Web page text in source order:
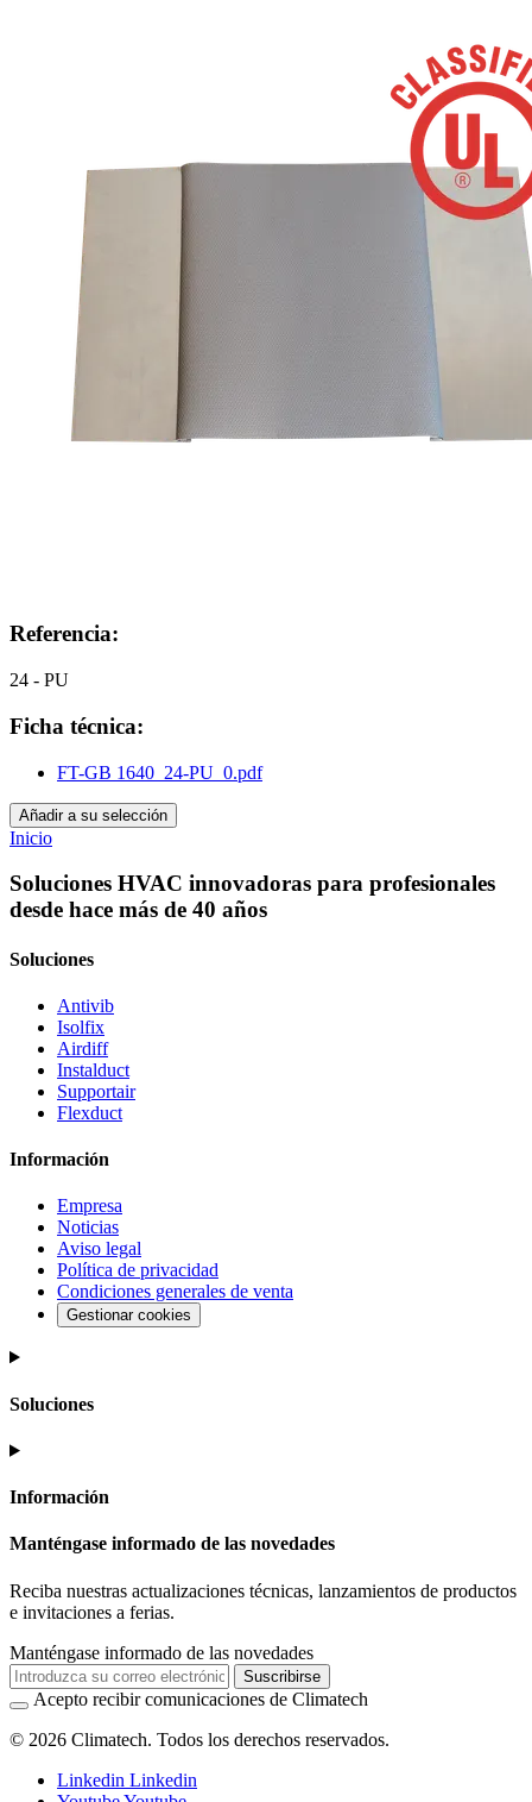
Referencia:
24 - PU
Ficha técnica:
FT-GB 1640_24-PU_0.pdf
Añadir a su selección
Inicio
Soluciones HVAC innovadoras para profesionales
desde hace más de 40 años
Soluciones
Antivib
Isolfix
Airdiff
Instalduct
Supportair
Flexduct
Información
Empresa
Noticias
Aviso legal
Política de privacidad
Condiciones generales de venta
Gestionar cookies
Soluciones
Información
Manténgase informado de las novedades
Reciba nuestras actualizaciones técnicas, lanzamientos de productos
e invitaciones a ferias.
Manténgase informado de las novedades
Suscribirse
Acepto recibir comunicaciones de Climatech
© 2026 Climatech. Todos los derechos reservados.
Linkedin Linkedin